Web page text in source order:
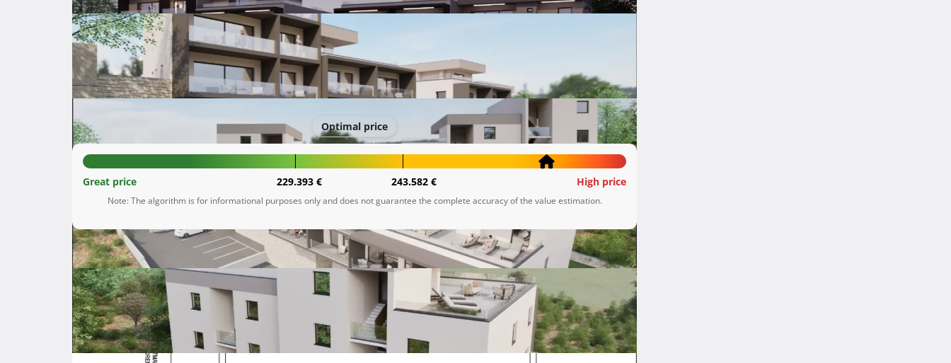
Listing ID: 22484067
Podstrana
Splitsko-dalmatinska županija
260.995 €
Optimal price
Great price 229.393 € 243.582 € High price
Note: The algorithm is for informational purposes only and does not guarantee the complete accuracy of the value estimation.
Description
Tražite li savršeno mjesto za život, uživanje u prirodi i blizinu mora? Podstrana je idealna destinacija za
sve one koji žele pobjeći od gradske gužve, a istovremeno biti na dohvat ruke svim pogodnostima
urbanog života!
Naše nove dvojne zgrade, koje se nalaze samo 800 metara od obale, nude modernu arhitekturu i